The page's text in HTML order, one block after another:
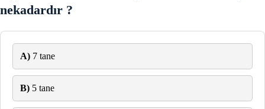
nekadardır ?
A) 7 tane
B) 5 tane